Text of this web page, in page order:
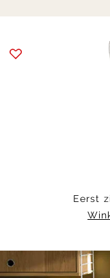
Item
Eerst